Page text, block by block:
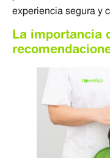
experiencia segura y
La importancia